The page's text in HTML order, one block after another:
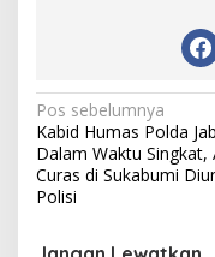
N
a
v
i
Pos sebelumnya
Kabid Humas Polda
Dalam Waktu Singkat,
Curas di Sukabumi
Polisi